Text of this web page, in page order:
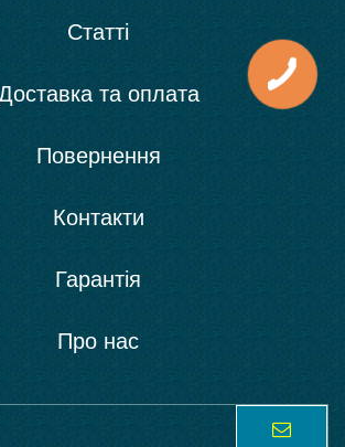
Статті
та оплата
Повернення
Контакти
Гарантія
Про нас